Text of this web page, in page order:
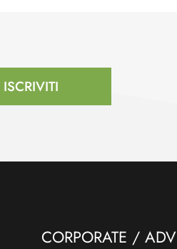
ISCRIVITI
CORPORATE / ADV